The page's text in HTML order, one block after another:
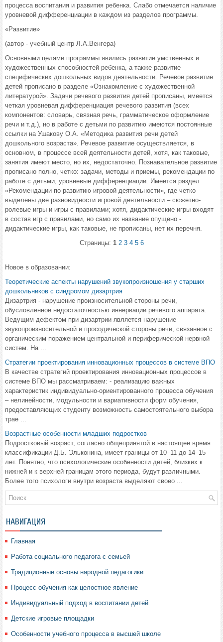
процесса воспитания и развития ребенка. Слабо отмечается наличие
уровневой дифференциации в каждом из разделов программы.
«Развитие»
(автор - учебный центр Л.А.Венгера)
Основными целями программы явились развитие умственных и
художественных способностей ребенка, а также развитие
специфических дошкольных видов деятельности. Речевое развитие
детей прописано в разделе «Ознакомление с художественной
литературой». Задачи речевого развития детей прописаны, имеется
четкая уровневая дифференциация речевого развития (всех
компонентов: словарь, связная речь, грамматическое оформление
речи и т.д.), но в работе с детьми по развитию имеются постоянные
ссылки на Ушакову О.А. «Методика развития речи детей
дошкольного возраста». Речевое развитие осуществляется, в
основном, в процессе всей деятельности детей, хотя, как таковые,
занятия имеют место, но их, недостаточно. Познавательное развитие
прописано полно, четко: задачи, методы и приемы, рекомендации по
работе с детьми, уровневые дифференциации. Имеется раздел
«Рекомендации по развитию игровой деятельности», где четко
выделены две разновидности игровой деятельности – сюжетно-
ролевые игры и игры с правилами; хотя, дидактические игры входят
в состав игр с правилами, но само их название опущено -
дидактические игры, как таковые, не прописаны, нет их перечня.
Страницы: 1 2 3 4 5 6
Новое в образовании:
Теоретические аспекты нарушений звукопроизношения у старших
дошкольников с синдромом дизартрия
Дизартрия - нарушение произносительной стороны речи,
обусловленное недостаточностью иннервации речевого аппарата.
Ведущим дефектом при дизартрии является нарушение
звукопроизносительной и просодической стороны речи, связанное с
органическим поражением центральной и периферической нервной
систем. На ...
Стратегии проектирования инновационных процессов в системе ВПО
В качестве стратегий проектирования инновационных процессов в
системе ВПО мы рассматриваем: - реализацию важных
характеристик индивидуально-ориентированного процесса обучения
– нелинейности, модульности и вариативности форм обучения,
предоставляющих студенту возможность самостоятельного выбора
трае ...
Возрастные особенности младших подростков
Подростковый возраст, согласно общепринятой в настоящее время
классификации Д.Б. Эльконина, имеет границы от 10–11 до 14–15
лет. Понятно, что психологические особенности детей, близких к
нижней и к верхней границам этого периода, будут различными.
Более того психологи внутри возраста выделяют своео ...
НАВИГАЦИЯ
Главная
Работа социального педагога с семьей
Традиционные основы народной педагогики
Процесс обучения как целостное явление
Индивидуальный подход в воспитании детей
Детские игровые площадки
Особенности учебного процесса в высшей школе